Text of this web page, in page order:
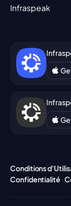
Infraspeak
Conditions
Confidentialité